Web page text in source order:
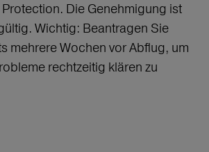
Die Genehmigung ist
Wichtig: Beantragen Sie
mehrere Wochen vor Abflug, um
rechtzeitig klären zu